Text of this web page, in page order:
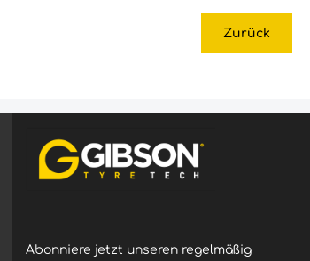
Zurück
Abonniere jetzt unseren regelmäßig